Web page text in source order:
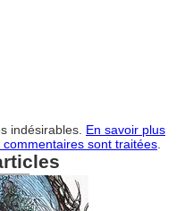
indésirables. En savoir plus
sont traitées